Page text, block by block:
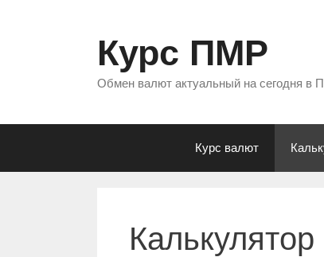
Курс ПМР
Обмен валют актуальный на сегодня в
Курс валют